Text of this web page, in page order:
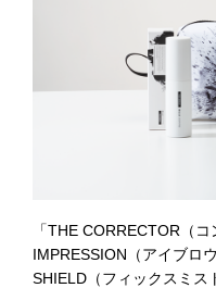
「THE CORRECTOR（
IMPRESSION（アイブロ
SHIELD（フィックスミス